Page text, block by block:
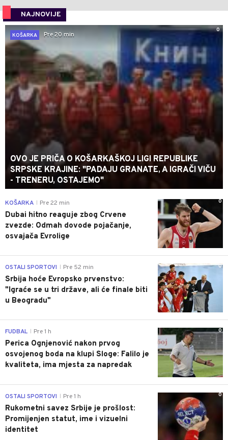
NAJNOVIJE
0
KOŠARKA
Pre 20 min
OVO JE PRIČA O KOŠARKAŠKOJ LIGI REPUBLIKE
SRPSKE KRAJINE: "PADAJU GRANATE, A IGRAČI VIČU
- TRENERU, OSTAJEMO"
0
KOŠARKA Pre 22 min
Dubai hitno reaguje zbog Crvene
zvezde: Odmah dovode pojačanje,
osvajača Evrolige
0
OSTALI SPORTOVI Pre 52 min
Srbija hoće Evropsko prvenstvo:
"Igraće se u tri države, ali će finale biti
u Beogradu"
0
FUDBAL Pre 1 h
Perica Ognjenović nakon prvog
osvojenog boda na klupi Sloge: Falilo je
kvaliteta, ima mjesta za napredak
0
OSTALI SPORTOVI Pre 1 h
Rukometni savez Srbije je prošlost:
Promijenjen statut, ime i vizuelni
identitet